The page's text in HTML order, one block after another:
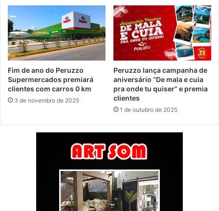
Fim de ano do Peruzzo
Supermercados premiará
clientes com carros 0 km
3 de novembro de 2025
Peruzzo lança campanha de
aniversário “De mala e cuia
pra onde tu quiser” e premia
clientes
1 de outubro de 2025